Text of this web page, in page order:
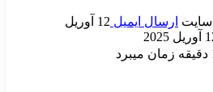
سایت ارسال ایمیل
12 آوریل